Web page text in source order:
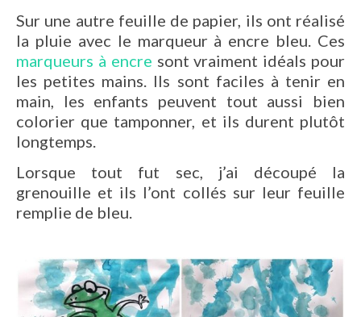
Sur une autre feuille de papier, ils ont réalisé
la pluie avec le marqueur à encre bleu. Ces
marqueurs à encre sont vraiment idéals pour
les petites mains. Ils sont faciles à tenir en
main, les enfants peuvent tout aussi bien
colorier que tamponner, et ils durent plutôt
longtemps.
Lorsque tout fut sec, j’ai découpé la
grenouille et ils l’ont collés sur leur feuille
remplie de bleu.